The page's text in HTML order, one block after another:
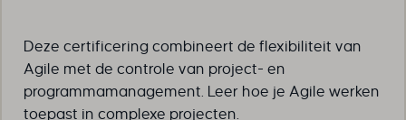
Deze certificering combineert de flexibiliteit van
Agile met de controle van project- en
programmamanagement. Leer hoe je Agile werken
toepast in complexe projecten.